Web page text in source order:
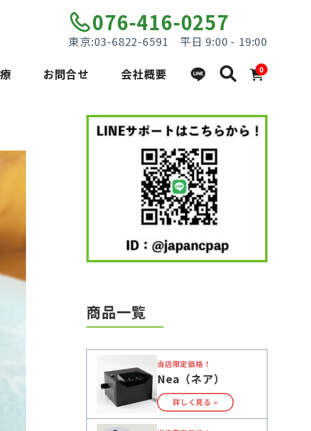
076-416-0257
東京:03-6822-6591 平日 9:00 - 19:00
0
お問合せ 会社概要
商品一覧
当店限定価格！
Nea（ネア）
詳しく見る »